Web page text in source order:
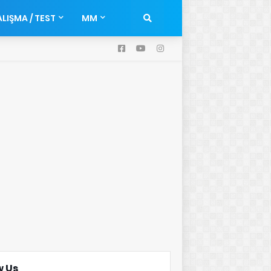
/ TEST MM